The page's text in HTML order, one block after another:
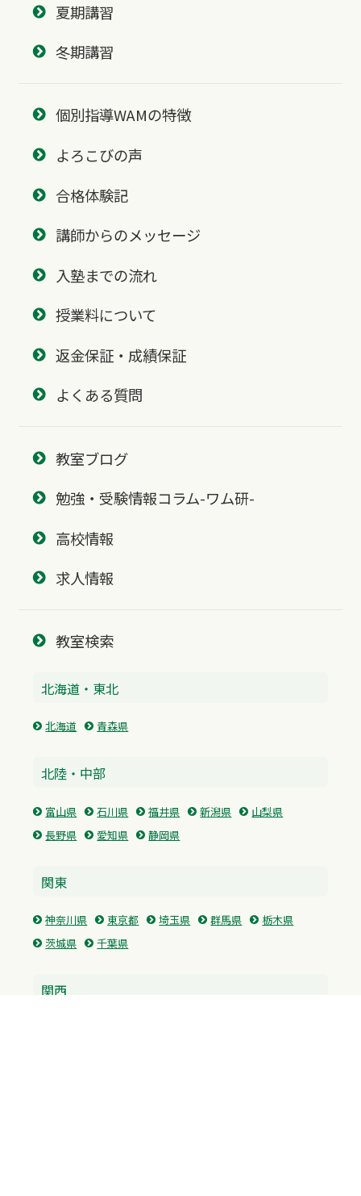
夏期講習
冬期講習
個別指導WAMの特徴
よろこびの声
合格体験記
講師からのメッセージ
入塾までの流れ
授業料について
返金保証・成績保証
よくある質問
教室ブログ
勉強・受験情報コラム-ワム研-
高校情報
求人情報
教室検索
北海道・東北
北海道 青森県
北陸・中部
富山県 石川県 福井県 新潟県
山梨県
長野県
愛知県 静岡県
関東
神奈川県 東京都 埼玉県 群馬県
栃木県
茨城県
千葉県
関西